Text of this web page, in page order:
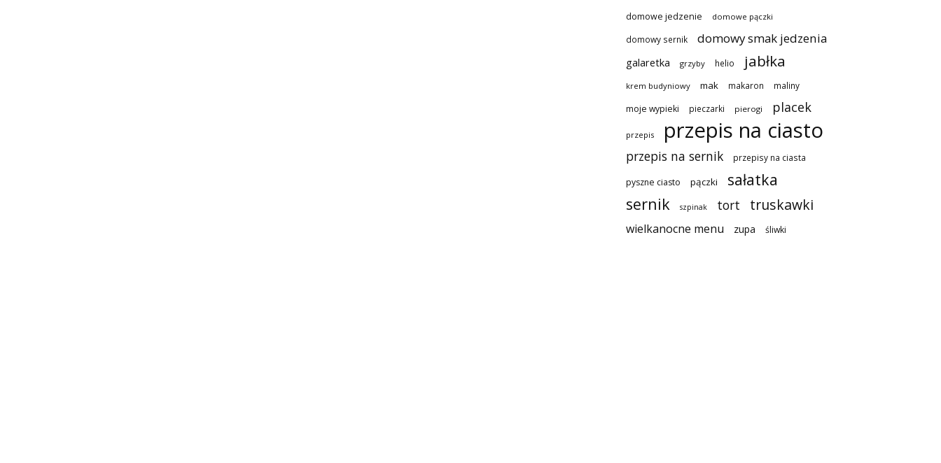
domowe jedzenie domowe pączki
domowy sernik domowy smak jedzenia
galaretka grzyby helio jabłka
krem budyniowy mak makaron maliny
moje wypieki pieczarki pierogi placek
przepis przepis na ciasto
przepis na sernik przepisy na ciasta
pyszne ciasto pączki
sałatka
sernik
szpinak tort truskawki
wielkanocne menu zupa śliwki